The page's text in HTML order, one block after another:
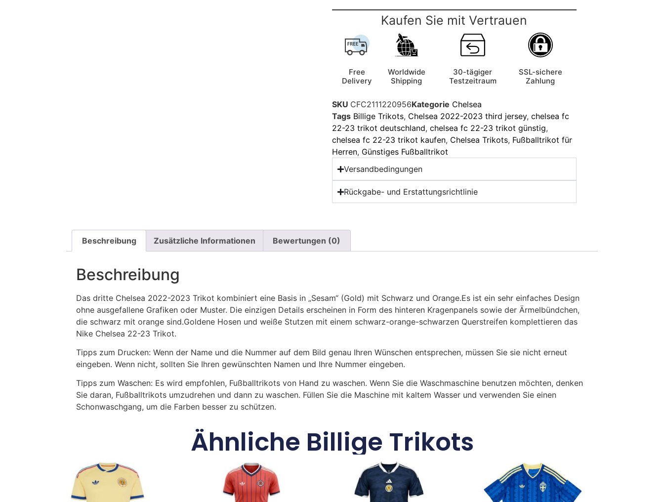
Kaufen Sie mit Vertrauen
Free
Delivery
Worldwide
Shipping
30-tägiger
Testzeitraum
SSL-sichere
Zahlung
SKU CFC2111220956Kategorie Chelsea
Tags Billige Trikots, Chelsea 2022-2023 third jersey, chelsea fc
22-23 trikot deutschland, chelsea fc 22-23 trikot günstig,
chelsea fc 22-23 trikot kaufen, Chelsea Trikots, Fußballtrikot für
Herren, Günstiges Fußballtrikot
Versandbedingungen
Rückgabe- und Erstattungsrichtlinie
Beschreibung Zusätzliche Informationen Bewertungen (0)
Beschreibung
Das dritte Chelsea 2022-2023 Trikot kombiniert eine Basis in „Sesam“ (Gold) mit Schwarz und Orange.Es ist ein sehr einfaches Design
ohne ausgefallene Grafiken oder Muster. Die einzigen Details erscheinen in Form des hinteren Kragenpanels sowie der Ärmelbündchen,
die schwarz mit orange sind.Goldene Hosen und weiße Stutzen mit einem schwarz-orange-schwarzen Querstreifen komplettieren das
Nike Chelsea 22-23 Trikot.
Tipps zum Drucken: Wenn der Name und die Nummer auf dem Bild genau Ihren Wünschen entsprechen, müssen Sie sie nicht erneut
eingeben. Wenn nicht, sollten Sie Ihren gewünschten Namen und Ihre Nummer eingeben.
Tipps zum Waschen: Es wird empfohlen, Fußballtrikots von Hand zu waschen. Wenn Sie die Waschmaschine benutzen möchten, denken
Sie daran, Fußballtrikots umzudrehen und dann zu waschen. Füllen Sie die Maschine mit kaltem Wasser und verwenden Sie einen
Schonwaschgang, um die Farben besser zu schützen.
Ähnliche Billige Trikots